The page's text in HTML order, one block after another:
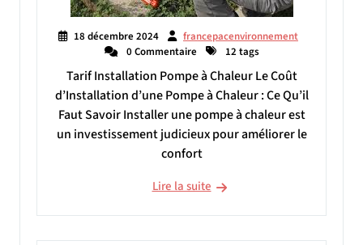
18 décembre 2024
francepacenvironnement
0 Commentaire
12 tags
Tarif Installation Pompe à Chaleur Le Coût
d’Installation d’une Pompe à Chaleur : Ce Qu’il
Faut Savoir Installer une pompe à chaleur est
un investissement judicieux pour améliorer le
confort
Lire la suite